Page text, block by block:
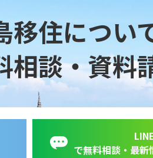
移住につい
相談・資料
で無料相談・最新